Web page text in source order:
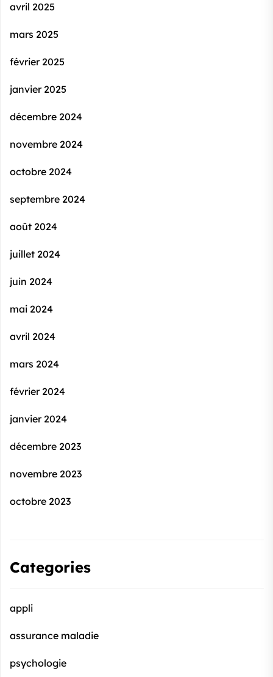
avril 2025
mars 2025
février 2025
janvier 2025
décembre 2024
novembre 2024
octobre 2024
septembre 2024
août 2024
juillet 2024
juin 2024
mai 2024
avril 2024
mars 2024
février 2024
janvier 2024
décembre 2023
novembre 2023
octobre 2023
Categories
appli
assurance maladie
psychologie